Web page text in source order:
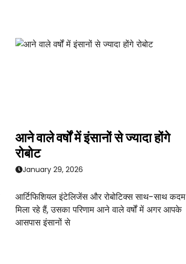
आने वाले वर्षों में इंसानों से ज्यादा होंगे
रोबोट
January 29, 2026
आर्टिफिशियल इंटेलिजेंस और रोबोटिक्स साथ-साथ कदम
मिला रहे हैं, उसका परिणाम आने वाले वर्षों में अगर आपके
आसपास इंसानों से